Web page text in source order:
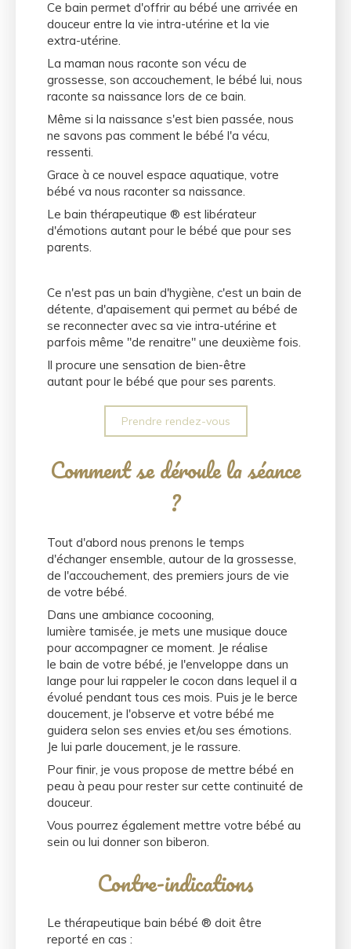
Ce bain permet d'offrir au bébé une arrivée en
douceur entre la vie intra-utérine et la vie
extra-utérine.
La maman nous raconte son vécu de
grossesse, son accouchement, le bébé lui, nous
raconte sa naissance lors de ce bain.
Même si la naissance s'est bien passée, nous
ne savons pas comment le bébé l'a vécu,
ressenti.
Grace à ce nouvel espace aquatique, votre
bébé va nous raconter sa naissance.
Le bain thérapeutique ® est libérateur
d'émotions autant pour le bébé que pour ses
parents.
Ce n'est pas un bain d'hygiène, c'est un bain de
détente, d'apaisement qui permet au bébé de
se reconnecter avec sa vie intra-utérine et
parfois même "de renaitre" une deuxième fois.
Il procure une sensation de bien-être
autant pour le bébé que pour ses parents.
Prendre rendez-vous
Comment se déroule la séance
?
Tout d'abord nous prenons le temps
d'échanger ensemble, autour de la grossesse,
de l'accouchement, des premiers jours de vie
de votre bébé.
Dans une ambiance cocooning,
lumière tamisée, je mets une musique douce
pour accompagner ce moment. Je réalise
le bain de votre bébé, je l'enveloppe dans un
lange pour lui rappeler le cocon dans lequel il a
évolué pendant tous ces mois. Puis je le berce
doucement, je l'observe et votre bébé me
guidera selon ses envies et/ou ses émotions.
Je lui parle doucement, je le rassure.
Pour finir, je vous propose de mettre bébé en
peau à peau pour rester sur cette continuité de
douceur.
Vous pourrez également mettre votre bébé au
sein ou lui donner son biberon.
Contre-indications
Le thérapeutique bain bébé ® doit être
reporté en cas :